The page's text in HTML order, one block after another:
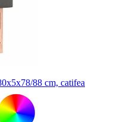
88 cm, catifea